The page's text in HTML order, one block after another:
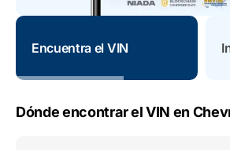
Encuentra el VIN
Dónde encontrar el VIN en